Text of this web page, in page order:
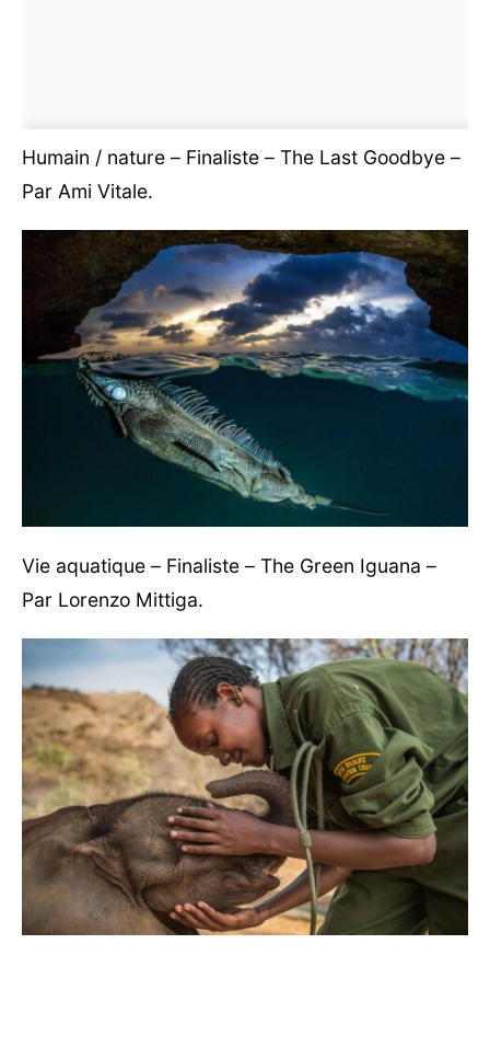
Humain / nature – Finaliste – The Last Goodbye –
Par Ami Vitale.
Vie aquatique – Finaliste – The Green Iguana –
Par Lorenzo Mittiga.